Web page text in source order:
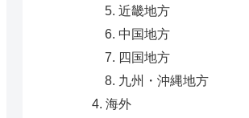
近畿地方
中国地方
四国地方
九州・沖縄地方
海外